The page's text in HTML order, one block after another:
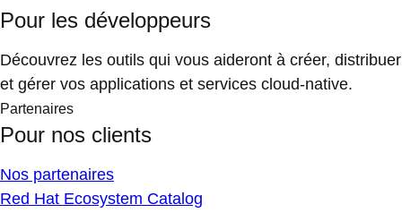
Pour les développeurs
Découvrez les outils qui vous aideront à créer, distribuer
et gérer vos applications et services cloud-native.
Partenaires
Pour nos clients
Nos partenaires
Red Hat Ecosystem Catalog